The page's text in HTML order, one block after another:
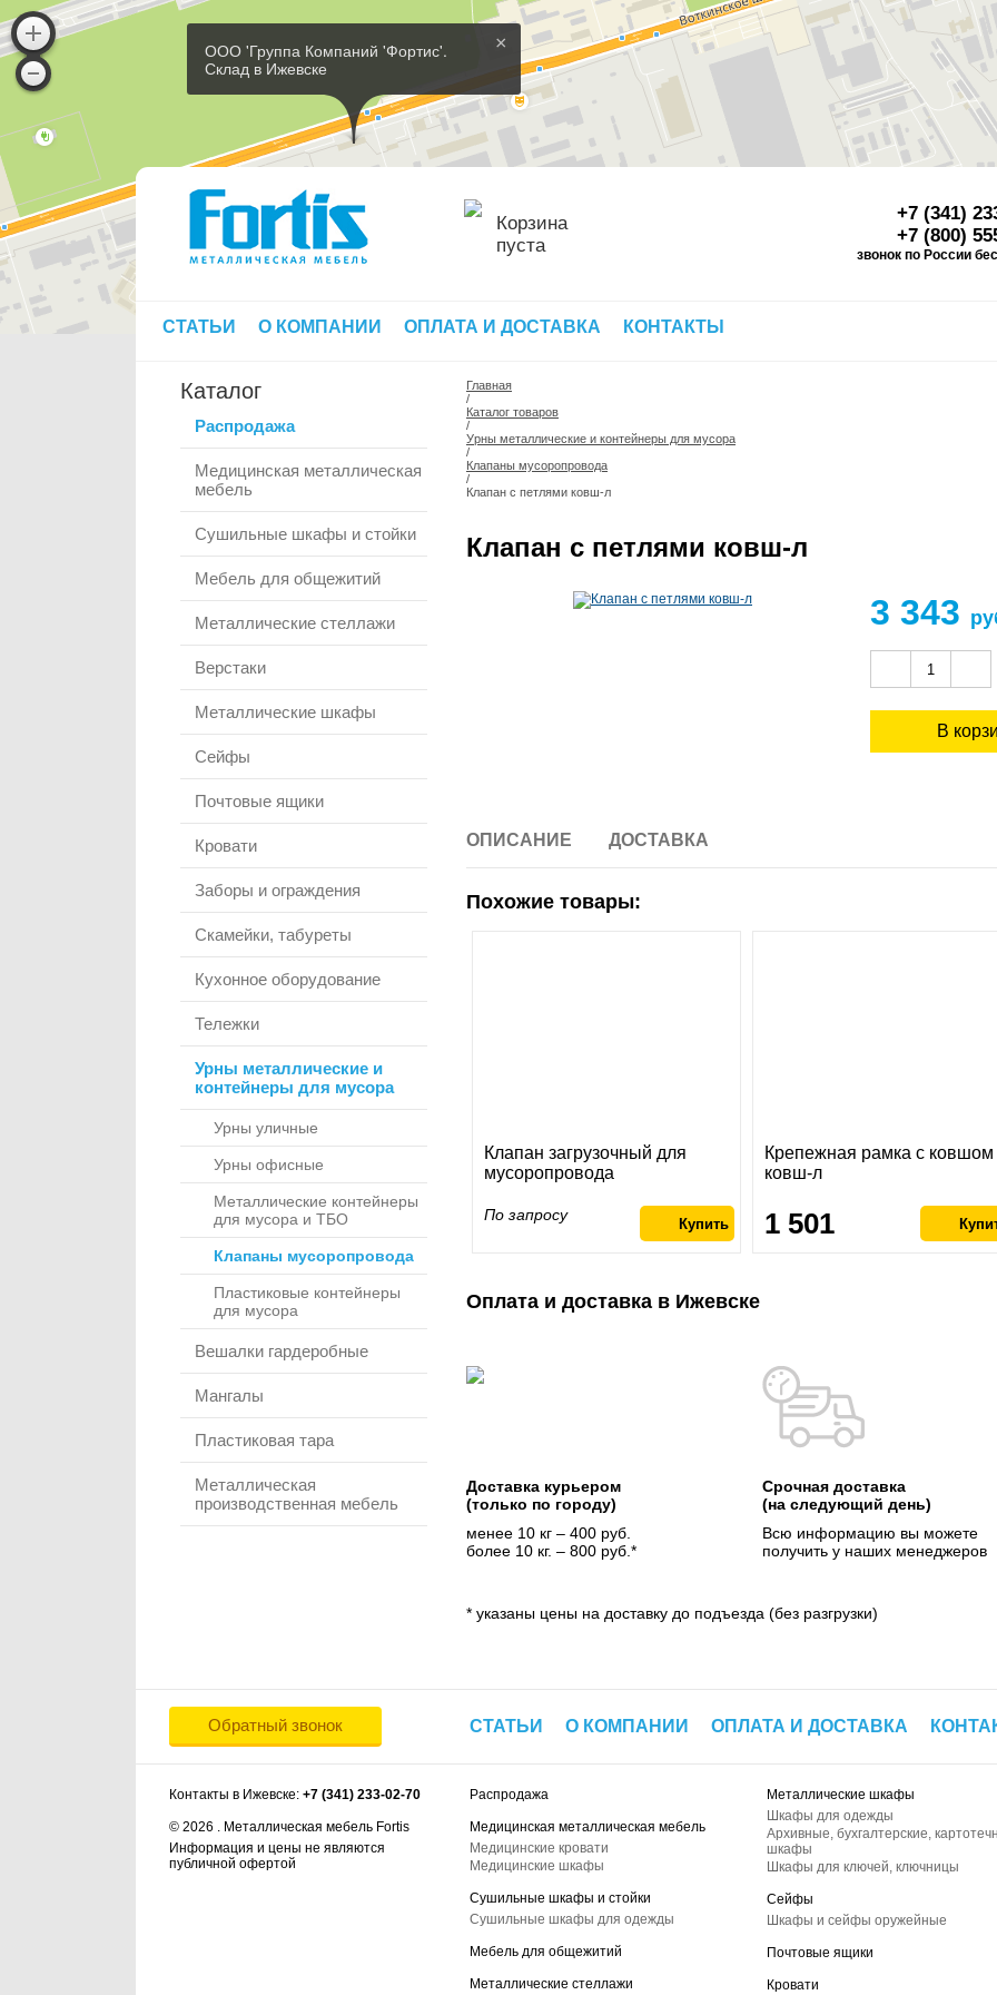
×
ООО 'Группа Компаний 'Фортис'.
Склад в Ижевске
Корзина
пуста
+7 (341)
+7 (800)
звонок по России
СТАТЬИ О КОМПАНИИ ОПЛАТА И ДОСТАВКА КОНТАКТЫ
Каталог
Распродажа
Медицинская металлическая
мебель
Сушильные шкафы и стойки
Мебель для общежитий
Металлические стеллажи
Верстаки
Металлические шкафы
Сейфы
Почтовые ящики
Кровати
Заборы и ограждения
Скамейки, табуреты
Кухонное оборудование
Тележки
Урны металлические и
контейнеры для мусора
Урны уличные
Урны офисные
Металлические контейнеры
для мусора и ТБО
Клапаны мусоропровода
Пластиковые контейнеры
для мусора
Вешалки гардеробные
Мангалы
Пластиковая тара
Металлическая
производственная мебель
Главная
/
Каталог товаров
/
Урны металлические и контейнеры для мусора
/
Клапаны мусоропровода
/
Клапан с петлями ковш-л
Клапан с петлями ковш-л
3 343
ОПИСАНИЕ ДОСТАВКА
Похожие товары:
Клапан загрузочный для
мусоропровода
По запросу
Крепежная рамка с ковшом
ковш-л
1 501
Оплата и доставка в Ижевске
Доставка курьером
(только по городу)
менее 10 кг – 400 руб.
более 10 кг. – 800 руб.*
Срочная доставка
(на следующий день)
Всю информацию вы можете
получить у наших менеджеров
* указаны цены на доставку до подъезда (без разгрузки)
Обратный звонок СТАТЬИ О КОМПАНИИ ОПЛАТА И ДОСТАВКА
Контакты в Ижевске: +7 (341) 233-02-70
© 2026 . Металлическая мебель Fortis
Информация и цены не являются
публичной офертой
Распродажа
Медицинская металлическая мебель
Медицинские кровати
Медицинские шкафы
Сушильные шкафы и стойки
Сушильные шкафы для одежды
Мебель для общежитий
Металлические стеллажи
Металлические шкафы
Шкафы для одежды
Архивные, бухгалтерские,
шкафы
Шкафы для ключей, ключницы
Сейфы
Шкафы и сейфы оружейные
Почтовые ящики
Кровати